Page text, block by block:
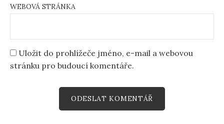
WEBOVÁ STRÁNKA
Uložit do prohlížeče jméno, e-mail a webovou
stránku pro budoucí komentáře.